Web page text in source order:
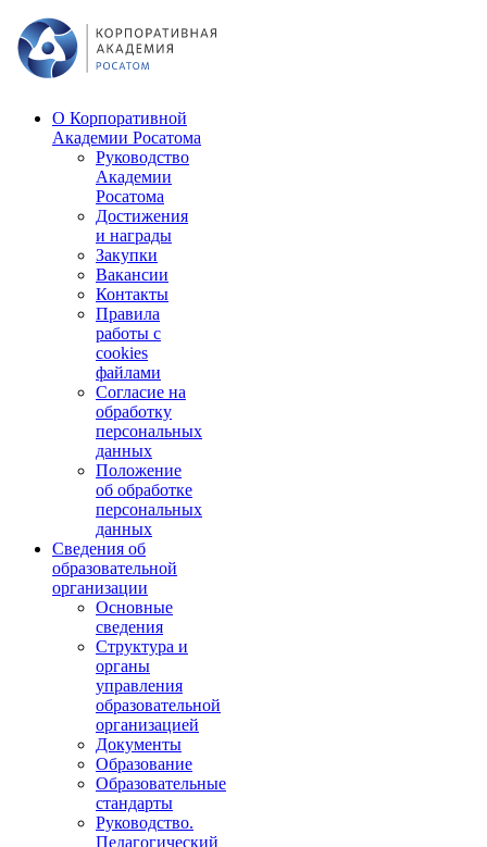
О Корпоративной
Академии Росатома
Руководство
Академии
Росатома
Достижения
и награды
Закупки
Вакансии
Контакты
Правила
работы с
cookies
файлами
Согласие на
обработку
персональных
данных
Положение
об обработке
персональных
данных
Сведения об
образовательной
организации
Основные
сведения
Структура и
органы
управления
образовательной
организацией
Документы
Образование
Образовательные
стандарты
Руководство.
Педагогический